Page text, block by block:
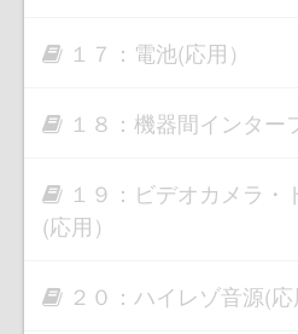
１７：電池(応用）
１８：機器間インター
１９：ビデオカメラ・
(応用）
２０：ハイレゾ音源(応